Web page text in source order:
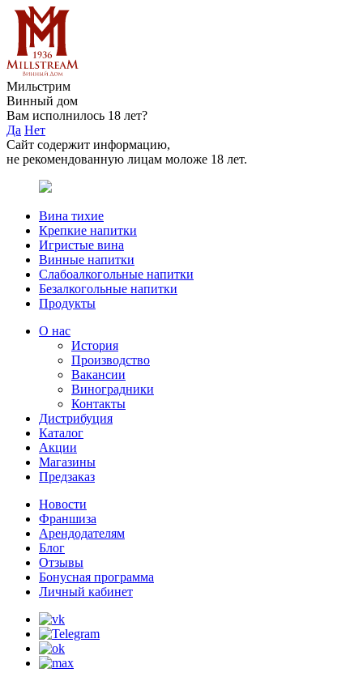
Мильстрим
Винный дом
Вам исполнилось 18 лет?
Да Нет
Сайт содержит информацию,
не рекомендованную лицам моложе 18 лет.
Вина тихие
Крепкие напитки
Игристые вина
Винные напитки
Слабоалкогольные напитки
Безалкогольные напитки
Продукты
О нас
История
Производство
Вакансии
Виноградники
Контакты
Дистрибуция
Каталог
Акции
Магазины
Предзаказ
Новости
Франшиза
Арендодателям
Блог
Отзывы
Бонусная программа
Личный кабинет